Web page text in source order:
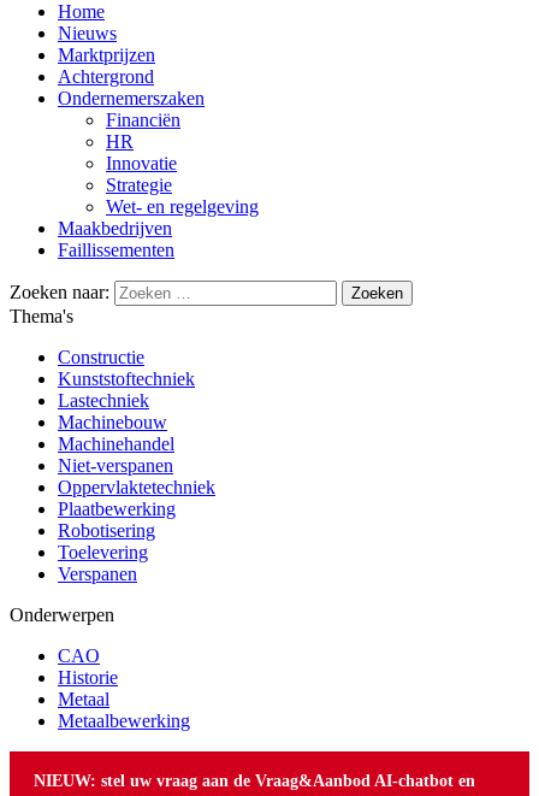
Home
Nieuws
Marktprijzen
Achtergrond
Ondernemerszaken
Financiën
HR
Innovatie
Strategie
Wet- en regelgeving
Maakbedrijven
Faillissementen
Zoeken naar:
Thema's
Constructie
Kunststoftechniek
Lastechniek
Machinebouw
Machinehandel
Niet-verspanen
Oppervlaktetechniek
Plaatbewerking
Robotisering
Toelevering
Verspanen
Onderwerpen
CAO
Historie
Metaal
Metaalbewerking
NIEUW: stel uw vraag aan de Vraag&Aanbod AI-chatbot en